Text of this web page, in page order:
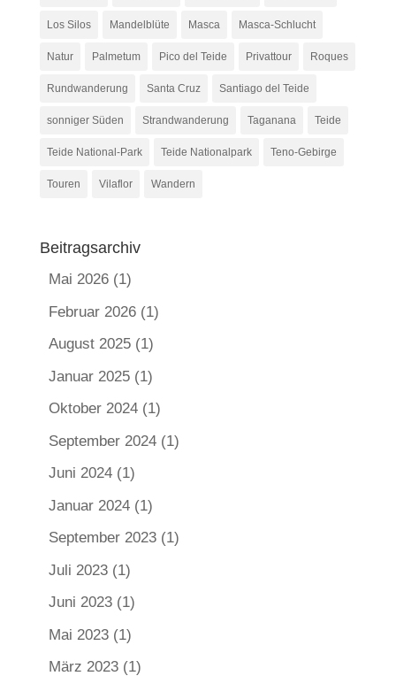
Los Silos Mandelblüte Masca Masca-Schlucht
Natur Palmetum Pico del Teide Privattour Roques
Rundwanderung Santa Cruz Santiago del Teide
sonniger Süden Strandwanderung Taganana Teide
Teide National-Park Teide Nationalpark Teno-Gebirge
Touren Vilaflor Wandern
Beitragsarchiv
Mai 2026(1)
Februar 2026(1)
August 2025(1)
Januar 2025(1)
Oktober 2024(1)
September 2024(1)
Juni 2024(1)
Januar 2024(1)
September 2023(1)
Juli 2023(1)
Juni 2023(1)
Mai 2023(1)
März 2023(1)